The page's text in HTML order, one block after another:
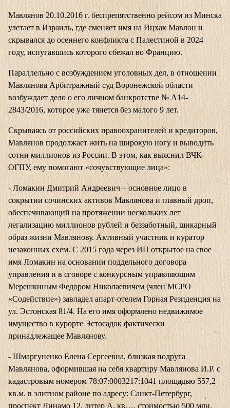
Мавлянов 20.10.2016 г. беспрепятственно рейсом из Минска
улетает в Израиль, где сменяет имя на Ицхак Мавлон и
скрывался до осеннего конфликта с Палестиной в 2024
году, испугавшись которого сбежал во Францию.
Параллельно с возбуждением уголовных дел, в отношении
Мавлянова Арбитражный суд Воронежской области
возбуждает дело о его личном банкротстве № А14-
2843/2016, которое уже тянется без малого 9 лет.
Скрываясь от российских правоохранителей и кредиторов,
Мавлянов продолжает жить на широкую ногу и выводить
сотни миллионов из России. В этом, как выяснилВЧК-
ОГПУ, ему помогают «сочувствующие лица»:
- Ломакин Дмитрий Андреевич – основное лицо в
сокрытии сочинских активов Мавлянова и главный дроп,
обеспечивающий на протяжении нескольких лет
легализацию миллионов рублей и беззаботный, шикарный
образ жизни Мавлянову. Активный участник и куратор
незаконных схем. С 2015 года через ИП открытое на свое
имя Ломакин на основании поддельного договора
управления и в сговоре с конкурсным управляющим
Мерешкиным Федором Николаевичем (член МСРО
«Содействие») завладел апарт-отелем Горная Резиденция на
ул. Эстонская 81/4. На его имя оформлено недвижимое
имущество в курорте Эстосадок фактически
принадлежащее Мавлянову.
- Шмаргуненко Елена Сергеевна, близкая подруга
Мавлянова, оформившая на себя квартиру Мавлянова И.Р. с
кадастровым номером 78:07:0003217:1041 площадью 557,2
кв.м. в элитном районе по адресу: Санкт-Петербург,
проспект Динамо 12, литер А, кв…. стоимостью 500 млн.